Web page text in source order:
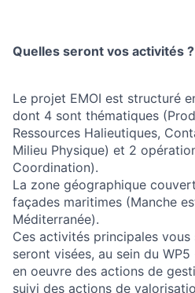
Quelles seront vos activités ?
Le projet EMOI est structuré
dont 4 sont thématiques
Ressources Halieutiques,
Milieu Physique) et 2
Coordination).
La zone géographique
façades maritimes (Manche
Méditerranée).
Ces activités principales vous
seront visées, au sein du
en oeuvre des actions de
suivi des actions de